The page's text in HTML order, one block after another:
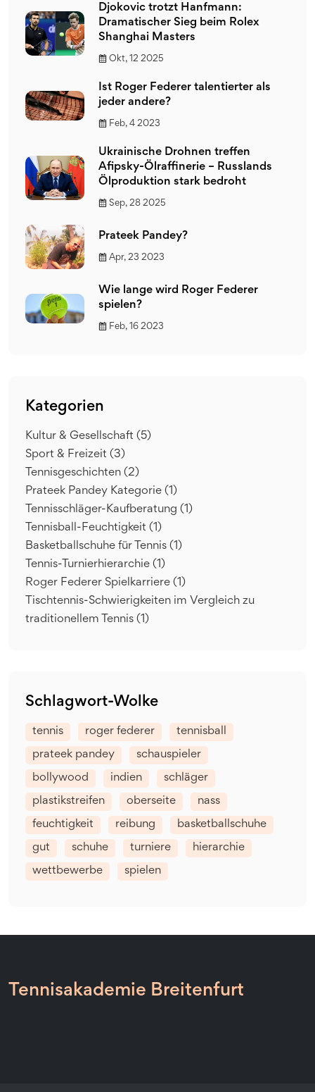
Djokovic trotzt Hanfmann:
Dramatischer Sieg beim Rolex
Shanghai Masters
Okt, 12 2025
Ist Roger Federer talentierter als
jeder andere?
Feb, 4 2023
Ukrainische Drohnen treffen
Afipsky-Ölraffinerie – Russlands
Ölproduktion stark bedroht
Sep, 28 2025
Prateek Pandey?
Apr, 23 2023
Wie lange wird Roger Federer
spielen?
Feb, 16 2023
Kategorien
Kultur & Gesellschaft (5)
Sport & Freizeit (3)
Tennisgeschichten (2)
Prateek Pandey Kategorie (1)
Tennisschläger-Kaufberatung (1)
Tennisball-Feuchtigkeit (1)
Basketballschuhe für Tennis (1)
Tennis-Turnierhierarchie (1)
Roger Federer Spielkarriere (1)
Tischtennis-Schwierigkeiten im Vergleich zu
traditionellem Tennis (1)
Schlagwort-Wolke
tennis roger federer tennisball
prateek pandey schauspieler
bollywood indien schläger
plastikstreifen oberseite nass
feuchtigkeit reibung basketballschuhe
gut schuhe turniere hierarchie
wettbewerbe spielen
Tennisakademie Breitenfurt